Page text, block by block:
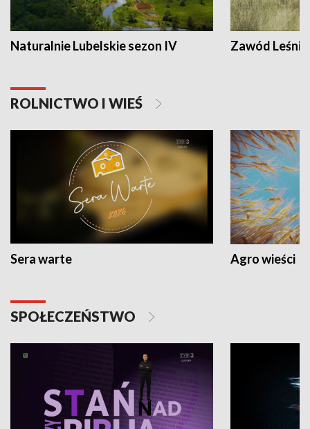
Naturalnie Lubelskie sezon IV Zawód Leśnik
ROLNICTWO I WIEŚ
Sera warte Agro wieści
SPOŁECZEŃSTWO